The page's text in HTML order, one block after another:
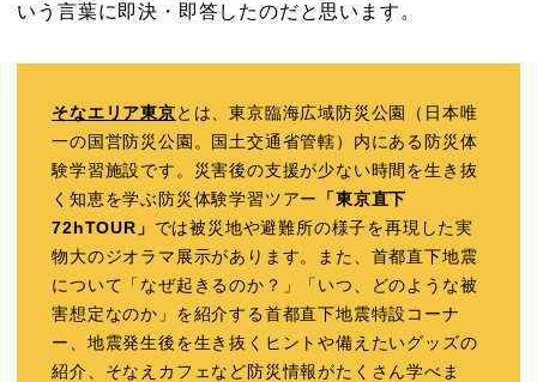
いう言葉に即決・即答したのだと思います。
そなエリア東京とは、東京臨海広域防災公園（日本唯
一の国営防災公園。国土交通省管轄）内にある防災体
験学習施設です。災害後の支援が少ない時間を生き抜
く知恵を学ぶ防災体験学習ツアー
「東京直下
72hTOUR」 では被災地や避難所の様子を再現した実
物大のジオラマ展示があります。また、首都直下地震
について「なぜ起きるのか？」「いつ、どのような被
害想定なのか」を紹介する首都直下地震特設コーナ
ー、地震発生後を生き抜くヒントや備えたいグッズの
紹介、そなえカフェなど防災情報がたくさん学べま